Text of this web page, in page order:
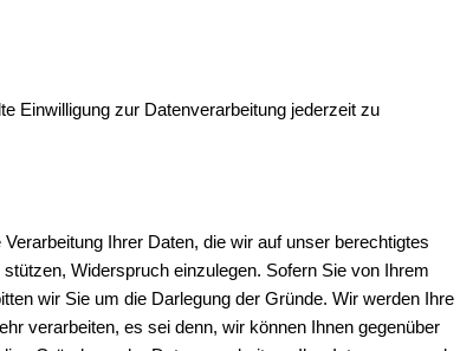
Einwilligung zur Datenverarbeitung jederzeit zu
Ihrer Daten, die wir auf unser berechtigtes
Widerspruch einzulegen. Sofern Sie von Ihrem
wir Sie um die Darlegung der Gründe. Wir werden Ihre
verarbeiten, es sei denn, wir können Ihnen gegenüber